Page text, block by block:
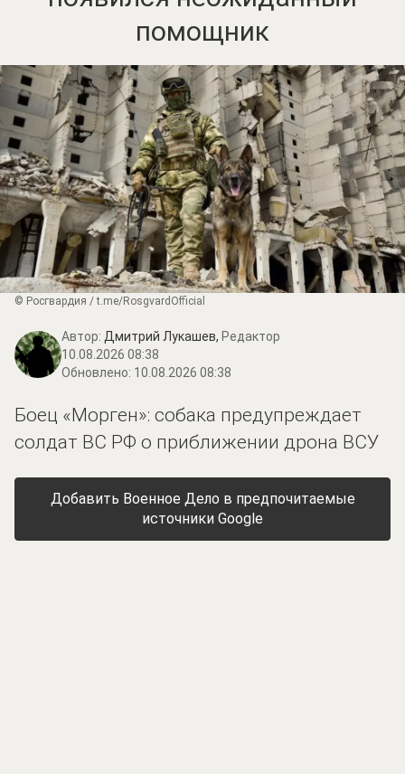
помощник
© Росгвардия / t.me/RosgvardOfficial
Автор: Дмитрий Лукашев, Редактор
10.08.2026 08:38
Обновлено: 10.08.2026 08:38
Боец «Морген»: собака предупреждает
солдат ВС РФ о приближении дрона ВСУ
Добавить Военное Дело в предпочитаемые
источники Google